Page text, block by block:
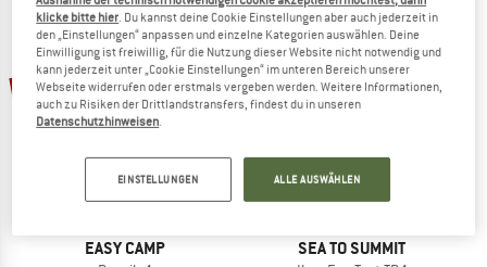
ZUM SOMMER SALE
15%
EASY CAMP
15%
SEA TO SUMMIT
klicke bitte hier. Du kannst deine Cookie Einstellungen aber auch jederzeit in
den „Einstellungen“ anpassen und einzelne Kategorien auswählen. Deine
Einwilligung ist freiwillig, für die Nutzung dieser Website nicht notwendig und
kann jederzeit unter „Cookie Einstellungen“ im unteren Bereich unserer
Webseite widerrufen oder erstmals vergeben werden. Weitere Informationen,
auch zu Risiken der Drittlandstransfers, findest du in unseren
Datenschutzhinweisen.
EINSTELLUNGEN ALLE AUSWÄHLEN